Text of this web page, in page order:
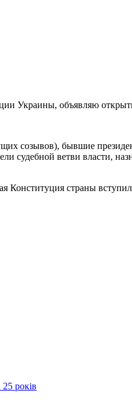
Украины, объявляю
созывов), бывшие
ветви власти,
Конституция страны